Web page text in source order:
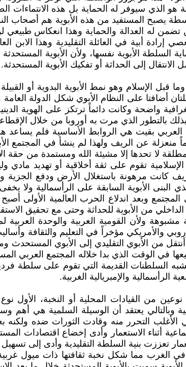
هو الذي سيوفر له الحماية بل هذه
يصبح المستفيد من هذه الأبوية هم أصحاب
لن تضمن له العدالة والحماية وهذا انعكاس
إرادة أبية في العائلة التقليدية وهذا
السلطة الأبوية نفسها، ولأن الأبوية
الانتقال إلى الحداثة أو تفكيك الأبوية المستحدثة.
قبل الإسلام وهو نمط الأبوية البدوية أو
اللتان أضافتا على النظام الأبوي شكل
واضحة وكانت دائماً ترتكز على الهوية
بالتطور الذي مرت به أوروبا من خلال
العربي بقيت هي الروابط الأساسية فلم
منعزلة عن الريف ولهذا لم ينشأ في المجتمع
مطلقة لا تحدها إلا مشيئة الله ومستمدة
تقوم على ثقة أخلاقية أو تهديد
كانت مرهونة باستغلال الأرض ودفع الجزية
الأبوية السابقة على الرأسمالية ولا
المجتمع وبعد اندلاع الحرب العالمية الأولى
الداخلي من الأبوية للحداثة وحتى مع تحقيق
مشبوهة ولأن القومية العربية والوحدة
الأوروبي والأمريكي مؤخراً في التعليم
من الأبوي التقليدي إلى الأبوي المستحدث
في الوقت الذي بدا خلاله المجتمع العربي
يشبه السلطنات القديمة التي تقوم على سلطة
الرأسمالية والإمبريالية الغربية.
نوعين من القيادات المحلية أو النخبة،
وبالتالي يعتقد أن الوسيلة السلمية هي أهم
التحرر منه وقادت الثورات ضده ولكنه
أثناء الاستعمار وأدى إخضاع اقتصادات
تعززت بنية السلطة التقليدية وأدى إلى
مما شكل نخبة ثقافتها ذات ميول غربية